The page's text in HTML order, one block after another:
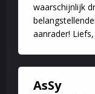
waarschijnlijk
aanrader!
AsSy